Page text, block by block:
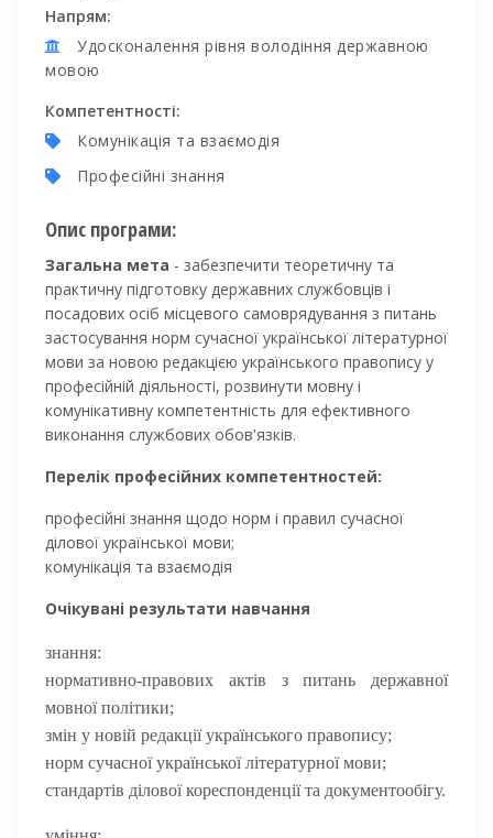
Напрям:
Удосконалення рівня володіння державною
мовою
Компетентності:
Комунікація та взаємодія
Професійні знання
Опис програми:
Загальна мета - забезпечити теоретичну та
практичну підготовку державних службовців і
посадових осіб місцевого самоврядування з питань
застосування норм сучасної української літературної
мови за новою редакцією українського правопису у
професійній діяльності, розвинути мовну і
комунікативну компетентність для ефективного
виконання службових обов'язків.
Перелік професійних компетентностей:
професійні знання щодо норм і правил сучасної
ділової української мови;
комунікація та взаємодія
Очікувані результати навчання
знання:
нормативно-правових актів з питань державної
мовної політики;
змін у новій редакції українського правопису;
норм сучасної української літературної мови;
стандартів ділової кореспонденції та документообігу.